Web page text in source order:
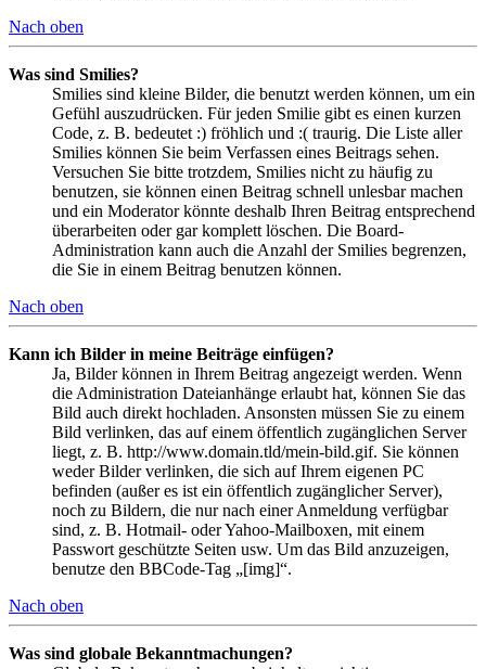
Nach oben
Was sind Smilies?
Smilies sind kleine Bilder, die benutzt werden können, um ein
Gefühl auszudrücken. Für jeden Smilie gibt es einen kurzen
Code, z. B. bedeutet :) fröhlich und :( traurig. Die Liste aller
Smilies können Sie beim Verfassen eines Beitrags sehen.
Versuchen Sie bitte trotzdem, Smilies nicht zu häufig zu
benutzen, sie können einen Beitrag schnell unlesbar machen
und ein Moderator könnte deshalb Ihren Beitrag entsprechend
überarbeiten oder gar komplett löschen. Die Board-
Administration kann auch die Anzahl der Smilies begrenzen,
die Sie in einem Beitrag benutzen können.
Nach oben
Kann ich Bilder in meine Beiträge einfügen?
Ja, Bilder können in Ihrem Beitrag angezeigt werden. Wenn
die Administration Dateianhänge erlaubt hat, können Sie das
Bild auch direkt hochladen. Ansonsten müssen Sie zu einem
Bild verlinken, das auf einem öffentlich zugänglichen Server
liegt, z. B. http://www.domain.tld/mein-bild.gif. Sie können
weder Bilder verlinken, die sich auf Ihrem eigenen PC
befinden (außer es ist ein öffentlich zugänglicher Server),
noch zu Bildern, die nur nach einer Anmeldung verfügbar
sind, z. B. Hotmail- oder Yahoo-Mailboxen, mit einem
Passwort geschützte Seiten usw. Um das Bild anzuzeigen,
benutze den BBCode-Tag „[img]“.
Nach oben
Was sind globale Bekanntmachungen?